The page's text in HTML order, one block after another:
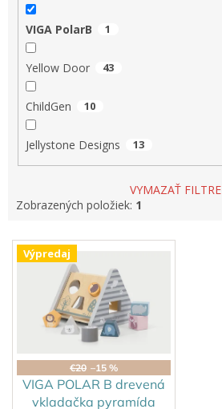
VIGA PolarB 1
Yellow Door 43
ChildGen 10
Jellystone Designs 13
VYMAZAŤ FILTRE
Zobrazených položiek: 1
V Výpredaj
€20 –15 %
VIGA POLAR B drevená
vkladačka pyramída